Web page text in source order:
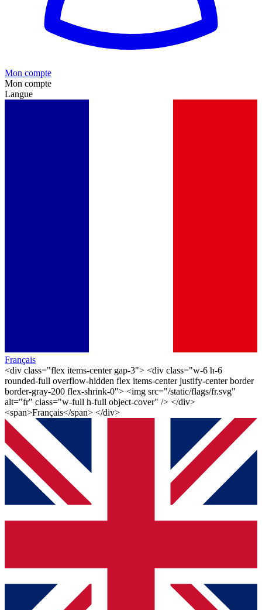
Mon compte
Mon compte
Langue
Français
<div class="flex items-center gap-3"> <div class="w-6 h-6
rounded-full overflow-hidden flex items-center justify-center border
border-gray-200 flex-shrink-0"> <img src="/static/flags/fr.svg"
alt="fr" class="w-full h-full object-cover" /> </div>
<span>Français</span> </div>